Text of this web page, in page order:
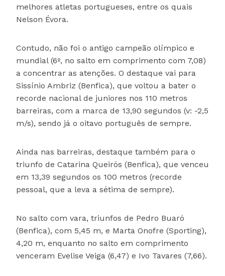
melhores atletas portugueses, entre os quais
Nelson Évora.
Contudo, não foi o antigo campeão olímpico e
mundial (6º, no salto em comprimento com 7,08)
a concentrar as atenções. O destaque vai para
Sissínio Ambriz (Benfica), que voltou a bater o
recorde nacional de juniores nos 110 metros
barreiras, com a marca de 13,90 segundos (v: -2,5
m/s), sendo já o oitavo português de sempre.
Ainda nas barreiras, destaque também para o
triunfo de Catarina Queirós (Benfica), que venceu
em 13,39 segundos os 100 metros (recorde
pessoal, que a leva a sétima de sempre).
No salto com vara, triunfos de Pedro Buaró
(Benfica), com 5,45 m, e Marta Onofre (Sporting),
4,20 m, enquanto no salto em comprimento
venceram Evelise Veiga (6,47) e Ivo Tavares (7,66).